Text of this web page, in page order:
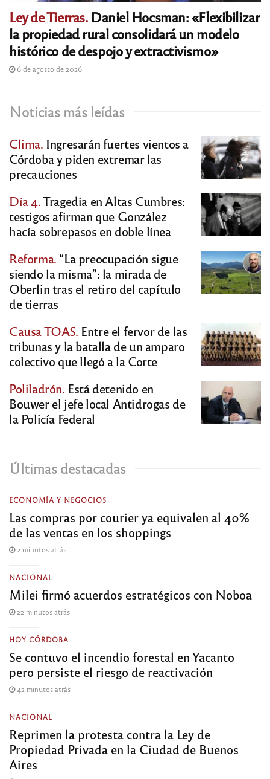
Ley de Tierras.Daniel Hocsman: «Flexibilizar
la propiedad rural consolidará un modelo
histórico de despojo y extractivismo»
6 de agosto de 2026
Noticias más leídas
Clima. Ingresarán fuertes vientos a
Córdoba y piden extremar las
precauciones
Día 4.Tragedia en Altas Cumbres:
testigos afirman que González
hacía sobrepasos en doble línea
Reforma. “La preocupación sigue
siendo la misma”: la mirada de
Oberlin tras el retiro del capítulo
de tierras
Causa TOAS. Entre el fervor de las
tribunas y la batalla de un amparo
colectivo que llegó a la Corte
Poliladrón. Está detenido en
Bouwer el jefe local Antidrogas de
la Policía Federal
Últimas destacadas
ECONOMÍA Y NEGOCIOS
Las compras por courier ya equivalen al 40%
de las ventas en los shoppings
2 minutos atrás
NACIONAL
Milei firmó acuerdos estratégicos con Noboa
22 minutos atrás
HOY CÓRDOBA
Se contuvo el incendio forestal en Yacanto
pero persiste el riesgo de reactivación
42 minutos atrás
NACIONAL
Reprimen la protesta contra la Ley de
Propiedad Privada en la Ciudad de Buenos
Aires